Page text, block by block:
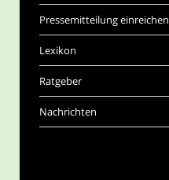
Pressemitteilung einreichen
Lexikon
Ratgeber
Nachrichten